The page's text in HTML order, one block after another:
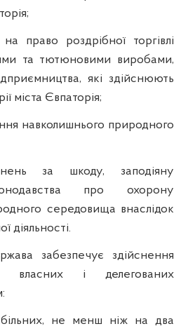
право роздрібної торгівлі
та тютюновими виробами,
які здійснюють
міста Євпаторія;
навколишнього природного
за шкоду, заподіяну
про охорону
середовища внаслідок
діяльності.
забезпечує здійснення
власних і делегованих
не менш ніж на два